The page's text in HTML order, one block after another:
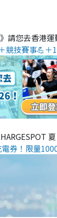
》請您去香港運
競技賽事💪＋
券！限量